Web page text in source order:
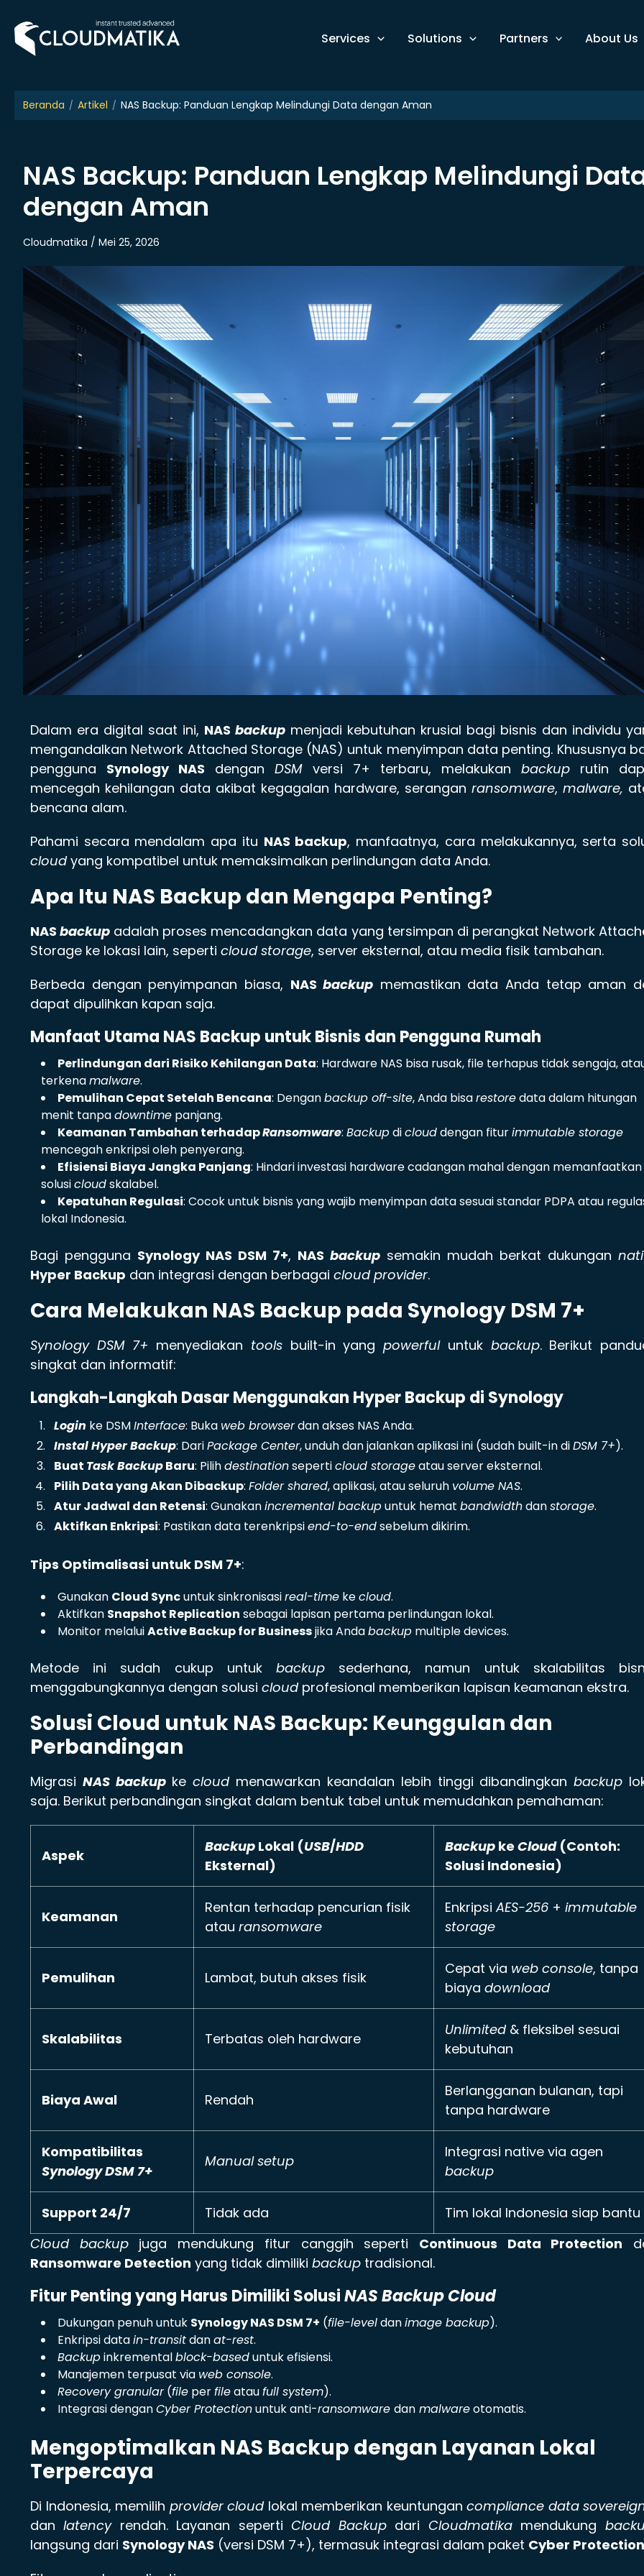
content
Services Solutions Partners About Us
Beranda Artikel NAS Backup: Panduan Lengkap Melindungi Data dengan Aman
NAS Backup: Panduan Lengkap Melindungi
dengan Aman
Cloudmatika / Mei 25, 2026
Dalam era digital saat ini, NAS backup menjadi kebutuhan krusial bagi bisnis dan individu
mengandalkan Network Attached Storage (NAS) untuk menyimpan data penting. Khususnya
pengguna Synology NAS dengan DSM versi 7+ terbaru, melakukan backup rutin
mencegah kehilangan data akibat kegagalan hardware, serangan ransomware, malware,
bencana alam.
Pahami secara mendalam apa itu NAS backup, manfaatnya, cara melakukannya, serta
cloudyang kompatibel untuk memaksimalkan perlindungan data Anda.
Apa Itu NAS Backup dan Mengapa Penting?
NAS backup adalah proses mencadangkan data yang tersimpan di perangkat Network
Storage ke lokasi lain, seperti cloud storage, server eksternal, atau media fisik tambahan.
Berbeda dengan penyimpanan biasa, NAS backup memastikan data Anda tetap aman
dapat dipulihkan kapan saja.
Manfaat Utama NAS Backup untuk Bisnis dan Pengguna Rumah
Perlindungan dari Risiko Kehilangan Data: Hardware NAS bisa rusak, file terhapus tidak sengaja,
terkenamalware.
Pemulihan Cepat Setelah Bencana: Denganbackup off-site, Anda bisarestoredata dalam hitungan
menit tanpadowntime panjang.
Keamanan Tambahan terhadapRansomware: Backupdiclouddengan fiturimmutable storage
mencegah enkripsi oleh penyerang.
Efisiensi Biaya Jangka Panjang: Hindari investasi hardware cadangan mahal dengan memanfaatkan
solusicloudskalabel.
Kepatuhan Regulasi: Cocok untuk bisnis yang wajib menyimpan data sesuai standar PDPA atau
lokal Indonesia.
Bagi pengguna Synology NAS DSM 7+, NAS backup semakin mudah berkat dukungan
Hyper Backup dan integrasi dengan berbagai cloud provider.
Cara Melakukan NAS Backup pada Synology DSM 7+
Synology DSM 7+ menyediakan toolsbuilt-in yangpowerfuluntuk backup. Berikut
singkat dan informatif:
Langkah-Langkah Dasar Menggunakan Hyper Backup di Synology
Login ke DSMInterface: Buka web browserdan akses NAS Anda.
Instal Hyper Backup: DariPackage Center, unduh dan jalankan aplikasi ini (sudah built-in diDSM 7+).
Buat Task BackupBaru: Pilihdestinationseperticloud storageatau server eksternal.
Pilih Data yang Akan Dibackup: Folder shared, aplikasi, atau seluruh volume NAS.
Atur Jadwal dan Retensi: Gunakanincremental backupuntuk hemat bandwidthdanstorage.
Aktifkan Enkripsi: Pastikan data terenkripsiend-to-endsebelum dikirim.
Tips Optimalisasi untuk DSM 7+:
Gunakan Cloud Syncuntuk sinkronisasireal-time kecloud.
Aktifkan Snapshot Replication sebagai lapisan pertama perlindungan lokal.
Monitor melaluiActive Backup for Businessjika Andabackup multiple devices.
Metode ini sudah cukup untuk backup sederhana, namun untuk skalabilitas
menggabungkannya dengan solusi cloudprofesional memberikan lapisan keamanan ekstra.
Solusi Cloud untuk NAS Backup: Keunggulan dan
Perbandingan
Migrasi NAS backupkecloudmenawarkan keandalan lebih tinggi dibandingkanbackup
saja. Berikut perbandingan singkat dalam bentuk tabel untuk memudahkan pemahaman:
Aspek
Backup Lokal (USB/HDD
Eksternal)
Backup ke Cloud(Contoh:
Solusi Indonesia)
Keamanan
Rentan terhadap pencurian fisik
atau ransomware
EnkripsiAES-256 + immutable
storage
Pemulihan Lambat, butuh akses fisik
Cepat via web console, tanpa
biaya download
Skalabilitas Terbatas oleh hardware
Unlimited& fleksibel sesuai
kebutuhan
Biaya Awal Rendah
Berlangganan bulanan, tapi
tanpa hardware
Kompatibilitas
Synology DSM 7+
Manual setup
Integrasi native via agen
backup
Support 24/7 Tidak ada
Tim lokal Indonesia siap bantu
Cloud backupjuga mendukung fitur canggih seperti Continuous Data Protection
Ransomware Detection yang tidak dimiliki backup tradisional.
Fitur Penting yang Harus Dimiliki SolusiNAS Backup Cloud
Dukungan penuh untuk Synology NAS DSM 7+ (file-leveldanimage backup).
Enkripsi datain-transitdanat-rest.
Backupinkrementalblock-baseduntuk efisiensi.
Manajemen terpusat via web console.
Recovery granular(file perfileataufull system).
Integrasi denganCyber Protectionuntuk anti-ransomware dan malwareotomatis.
Mengoptimalkan NAS Backup dengan Layanan Lokal
Terpercaya
Di Indonesia, memilih provider cloudlokal memberikan keuntungan compliance data
danlatencyrendah. Layanan sepertiCloud Backupdari Cloudmatikamendukung
langsung dari Synology NAS (versi DSM 7+), termasuk integrasi dalam paket Cyber Protection